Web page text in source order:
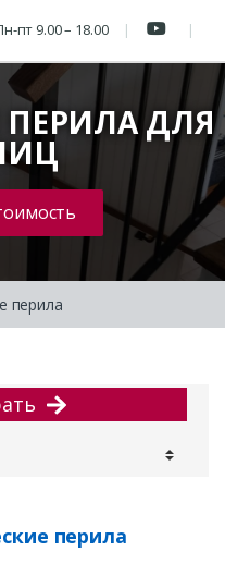
пт 9.00 – 18.00
ПЕРИЛА ДЛЯ
перила
перила